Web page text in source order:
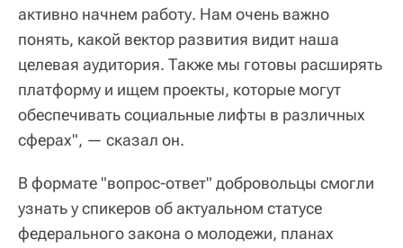
активно начнем работу. Нам очень важно
понять, какой вектор развития видит наша
целевая аудитория. Также мы готовы расширять
платформу и ищем проекты, которые могут
обеспечивать социальные лифты в различных
сферах", — сказал он.
В формате "вопрос-ответ" добровольцы смогли
узнать у спикеров об актуальном статусе
федерального закона о молодежи, планах